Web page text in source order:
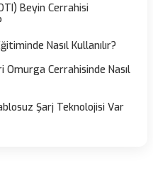
Beyin Cerrahisi
Nasıl Kullanılır?
Cerrahisinde Nasıl
Şarj Teknolojisi Var